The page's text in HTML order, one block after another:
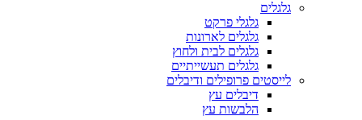
גלגלים
גלגלי פרקט
גלגלים לארונות
גלגלים לבית ולחוץ
גלגלים תעשייתיים
לייסטים פרופילים ודיבלים
דיבלים עץ
הלבשות עץ